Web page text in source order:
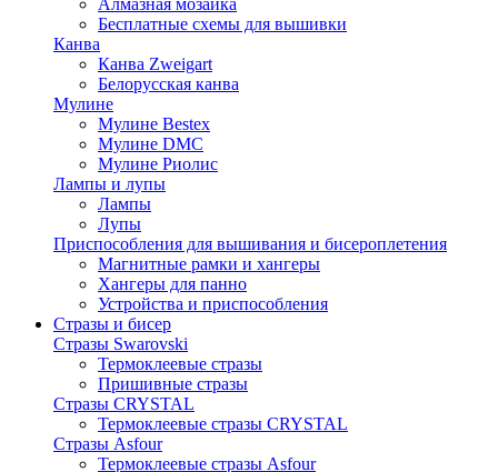
Алмазная мозаика
Бесплатные схемы для вышивки
Канва
Канва Zweigart
Белорусская канва
Мулине
Мулине Bestex
Мулине DMC
Мулине Риолис
Лампы и лупы
Лампы
Лупы
Приспособления для вышивания и бисероплетения
Магнитные рамки и хангеры
Хангеры для панно
Устройства и приспособления
Стразы и бисер
Стразы Swarovski
Термоклеевые стразы
Пришивные стразы
Стразы CRYSTAL
Термоклеевые стразы CRYSTAL
Стразы Asfour
Термоклеевые стразы Asfour